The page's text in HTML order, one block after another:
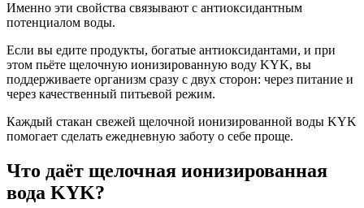
Именно эти свойства связывают с антиоксидантным
потенциалом воды.
Если вы едите продукты, богатые антиоксидантами, и при
этом пьёте щелочную ионизированную воду KYK, вы
поддерживаете организм сразу с двух сторон: через питание и
через качественный питьевой режим.
Каждый стакан свежей щелочной ионизированной воды KYK
помогает сделать ежедневную заботу о себе проще.
Что даёт щелочная ионизированная
вода KYK?